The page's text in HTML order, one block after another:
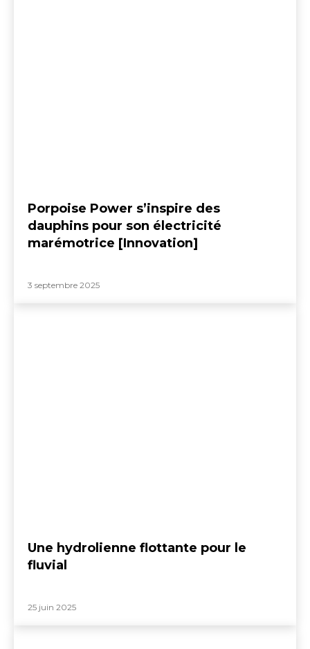
Porpoise Power s’inspire des
dauphins pour son électricité
marémotrice [Innovation]
3 septembre 2025
Une hydrolienne flottante pour le
fluvial
25 juin 2025